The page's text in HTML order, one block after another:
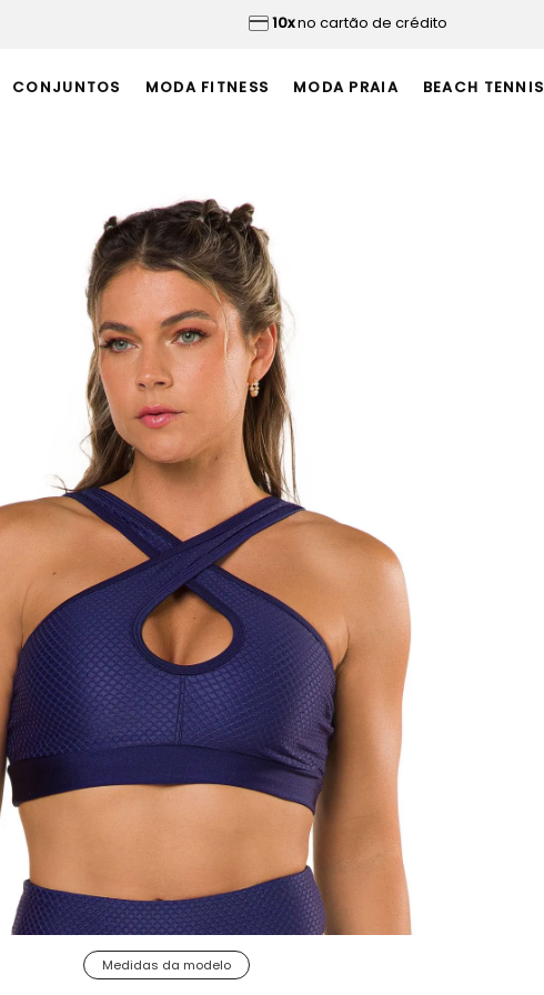
10xno cartão de crédito
CONJUNTOS MODA FITNESS MODA PRAIA BEACH TENNIS
Medidas da modelo